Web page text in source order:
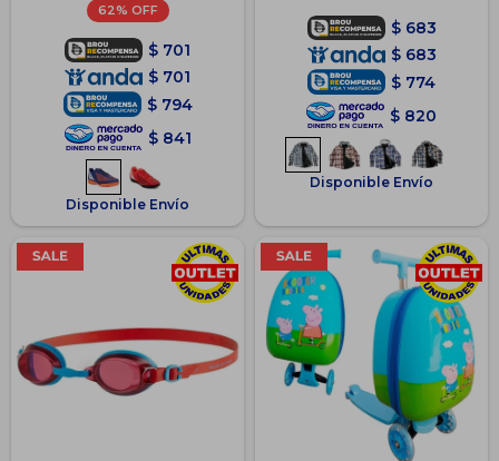
62
$ 701
$ 701
$ 794
$ 841
Disponible Envío
$ 683
$ 683
$ 774
$ 820
Disponible Envío